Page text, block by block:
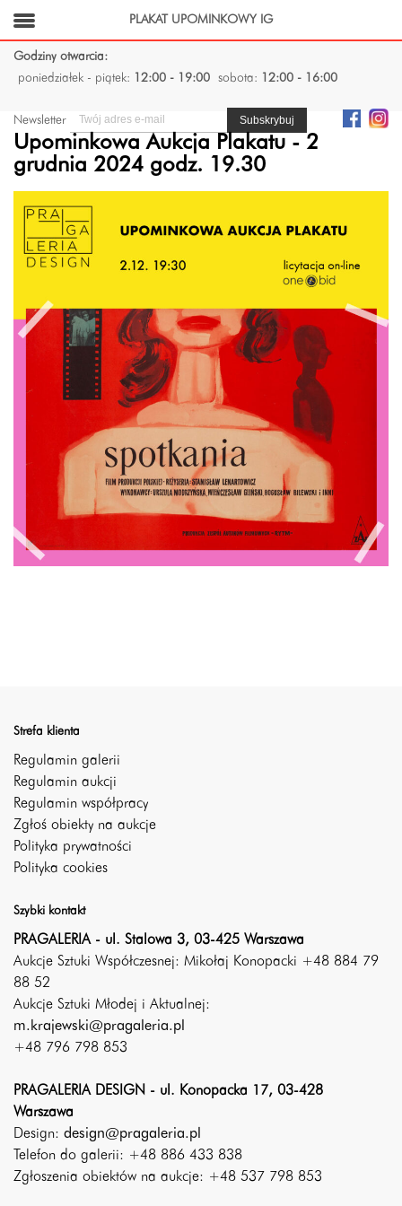
Godziny otwarcia:
poniedziałek - piątek:
12:00 - 19:00 sobota: 12:00 - 16:00
Newsletter
Upominkowa Aukcja Plakatu - 2
grudnia 2024 godz. 19.30
Strefa klienta
Regulamin galerii
Regulamin aukcji
Regulamin współpracy
Zgłoś obiekty na aukcje
Polityka prywatności
Polityka cookies
Szybki kontakt
PRAGALERIA - ul. Stalowa 3, 03-425 Warszawa
Aukcje Sztuki Współczesnej: Mikołaj Konopacki +48 884 79
88 52
Aukcje Sztuki Młodej i Aktualnej:
m.krajewski@pragaleria.pl
+48 796 798 853
PRAGALERIA DESIGN - ul. Konopacka 17, 03-428
Warszawa
Design: design@pragaleria.pl
Telefon do galerii: +48 886 433 838
Zgłoszenia obiektów na aukcje: +48 537 798 853
PLAKAT UPOMINKOWY IG